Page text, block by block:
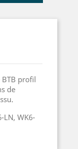
BTB profil
de
LN, WK6-